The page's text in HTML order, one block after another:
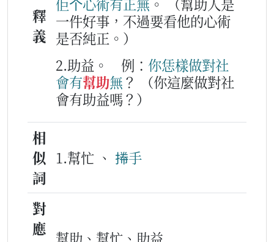
釋
義
一件好事，不過要看他的心術
是否純正。）
2.助益。
例： 你恁樣做對社
會有幫助無？
（你這麼做對社
會有助益嗎？）
相
似
詞
1.幫忙 、 𢯭手
對
應 幫助、幫忙、助益